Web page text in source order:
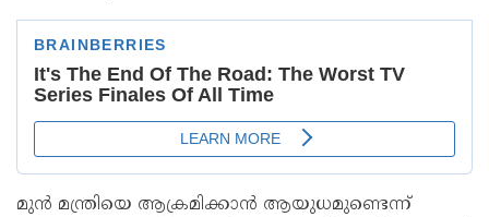
മുൻ മന്ത്രിയെ ആക്രമിക്കാൻ ആയുധമുണ്ടെന്ന്